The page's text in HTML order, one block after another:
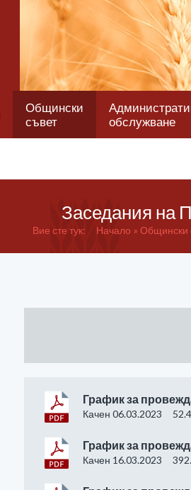
Общински
съвет
обслужване
Заседания на
Вие сте тук: Начало Общински
График за
Качен 06.03.2023
График за
Качен 16.03.2023